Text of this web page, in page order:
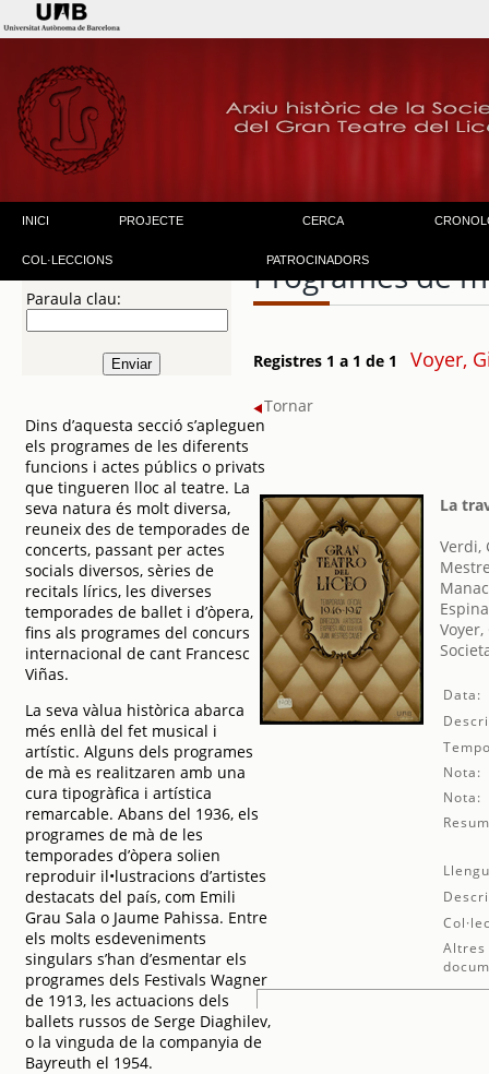
INICI PROJECTE CERCA
COL·LECCIONS PATROCINADORS
Paraula clau:
Dins d’aquesta secció s’apleguen
els programes de les diferents
funcions i actes públics o privats
que tingueren lloc al teatre. La
seva natura és molt diversa,
reuneix des de temporades de
concerts, passant per actes
socials diversos, sèries de
recitals lírics, les diverses
temporades de ballet i d’òpera,
fins als programes del concurs
internacional de cant Francesc
Viñas.
La seva vàlua històrica abarca
més enllà del fet musical i
artístic. Alguns dels programes
de mà es realitzaren amb una
cura tipogràfica i artística
remarcable. Abans del 1936, els
programes de mà de les
temporades d’òpera solien
reproduir il•lustracions d’artistes
destacats del país, com Emili
Grau Sala o Jaume Pahissa. Entre
els molts esdeveniments
singulars s’han d’esmentar els
programes dels Festivals Wagner
de 1913, les actuacions dels
ballets russos de Serge Diaghilev,
o la vinguda de la companyia de
Bayreuth el 1954.
Programes de
Registres 1 a 1 de 1 Voyer,
Tornar
La
Verdi,
Data:
Nota:
Nota:
Altres